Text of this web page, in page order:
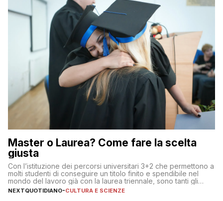
Master o Laurea? Come fare la scelta
giusta
Con l’istituzione dei percorsi universitari 3+2 che permettono a
molti studenti di conseguire un titolo finito e spendibile nel
mondo del lavoro già con la laurea triennale, sono tanti gli
interrogativi che si pongono gli studenti una volta raggiunto
l’obiettivo di primo livello
NEXTQUOTIDIANO-CULTURA E SCIENZE